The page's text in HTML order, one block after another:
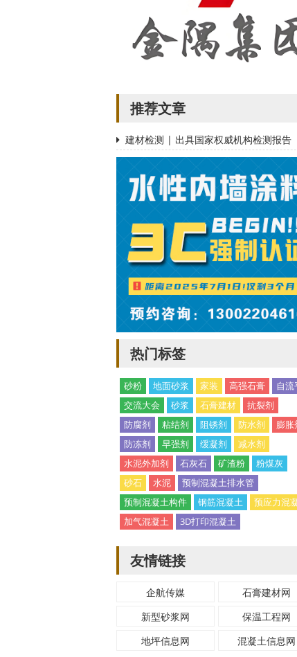
推荐文章
建材检测 | 出具国家权威机构检测报告
热门标签
砂粉 地面砂浆 家装 高强石膏
自流
交流大会
砂浆 石膏建材
抗裂剂
防腐剂
粘结剂 阻锈剂 防水剂
膨胀
防冻剂
早强剂 缓凝剂
减水剂
水泥外加剂
石灰石 矿渣粉
粉煤灰
砂石
水泥
预制混凝土排水管
预制混凝土构件
钢筋混凝土
预应力混
加气混凝土
3D打印混凝土
友情链接
企航传媒
石膏建材网
新型砂浆网
保温工程网
地坪信息网
混凝土信息网